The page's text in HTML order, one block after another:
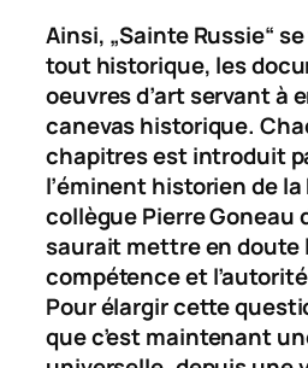
Ainsi, „Sainte Russie“
tout historique, les
oeuvres d’art servant à
canevas historique.
chapitres est introduit
l’éminent historien de la
collègue Pierre Goneau
saurait mettre en doute
compétence et
Pour élargir cette
que c’est maintenant